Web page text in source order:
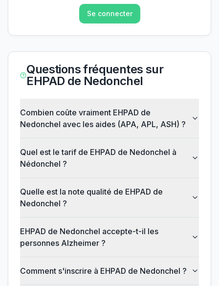
Se connecter
Questions fréquentes sur
EHPAD de Nedonchel
Combien coûte vraiment EHPAD de
Nedonchel avec les aides (APA, APL, ASH) ?
Quel est le tarif de EHPAD de Nedonchel à
Nédonchel ?
Quelle est la note qualité de EHPAD de
Nedonchel ?
EHPAD de Nedonchel accepte-t-il les
personnes Alzheimer ?
Comment s'inscrire à EHPAD de Nedonchel ?